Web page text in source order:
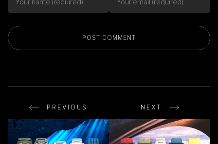
PREVIOUS NEXT